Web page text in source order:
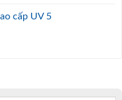
cấp UV 5